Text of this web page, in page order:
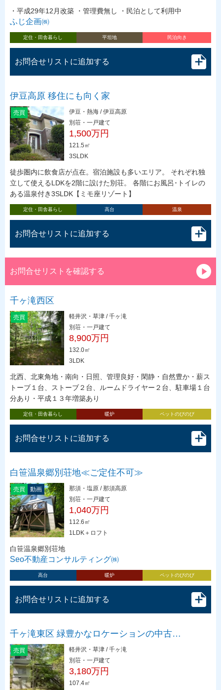
・平成29年12月改築 ・管理費無し ・民泊として利用中
ふじ企画㈱
定住・田舎暮らし 平坦地 民泊向き
お問合せリストに追加する
伊豆高原 移住にも向く家
売買
伊豆・熱海 / 伊豆高原
別荘・一戸建て
1,500万円
121.5㎡
3SLDK
徒歩圏内に飲食店が点在。宿泊施設も多いエリア。 それぞれ独
立して使えるLDKを2階に設けた別荘。 各階にお風呂･トイレの
ある温泉付き3SLDK【ミモ座リゾート】
定住・田舎暮らし 高台 温泉
お問合せリストに追加する
お問合せリストを確認する
千ヶ滝西区
売買
軽井沢・草津 / 千ヶ滝
別荘・一戸建て
8,900万円
132.0㎡
3LDK
北西、北東角地・南向・日照、管理良好・閑静・自然豊か・薪ス
トーブ１台、ストーブ２台、ルームドライヤー２台、駐車場１台
分あり・平成１３年増築あり
定住・田舎暮らし 暖炉 ペットのびのび
お問合せリストに追加する
白笹温泉郷別荘地≪ご定住不可≫
売買 動画
那須・塩原 / 那須高原
別荘・一戸建て
1,040万円
112.6㎡
1LDK＋ロフト
白笹温泉郷別荘地
Seo不動産コンサルティング㈱
高台 暖炉 ペットのびのび
お問合せリストに追加する
千ヶ滝東区 緑豊かなロケーションの中古…
売買
軽井沢・草津 / 千ヶ滝
別荘・一戸建て
3,180万円
107.4㎡